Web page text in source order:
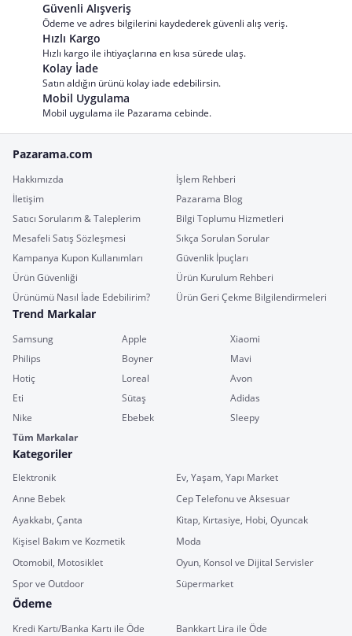
Güvenli Alışveriş
Ödeme ve adres bilgilerini kaydederek güvenli alış veriş.
Hızlı Kargo
Hızlı kargo ile ihtiyaçlarına en kısa sürede ulaş.
Kolay İade
Satın aldığın ürünü kolay iade edebilirsin.
Mobil Uygulama
Mobil uygulama ile Pazarama cebinde.
Pazarama.com
Hakkımızda
İşlem Rehberi
İletişim
Pazarama Blog
Satıcı Sorularım & Taleplerim
Bilgi Toplumu Hizmetleri
Mesafeli Satış Sözleşmesi
Sıkça Sorulan Sorular
Kampanya Kupon Kullanımları
Güvenlik İpuçları
Ürün Güvenliği
Ürün Kurulum Rehberi
Ürünümü Nasıl İade Edebilirim?
Ürün Geri Çekme Bilgilendirmeleri
Trend Markalar
Samsung Apple
Xiaomi
Philips
Boyner
Mavi
Hotiç
Loreal
Avon
Eti
Sütaş
Adidas
Nike
Ebebek
Sleepy
Tüm Markalar
Kategoriler
Elektronik
Ev, Yaşam, Yapı Market
Anne Bebek
Cep Telefonu ve Aksesuar
Ayakkabı, Çanta
Kitap, Kırtasiye, Hobi, Oyuncak
Kişisel Bakım ve Kozmetik
Moda
Otomobil, Motosiklet
Oyun, Konsol ve Dijital Servisler
Spor ve Outdoor
Süpermarket
Ödeme
Kredi Kartı/Banka Kartı ile Öde
Bankkart Lira ile Öde